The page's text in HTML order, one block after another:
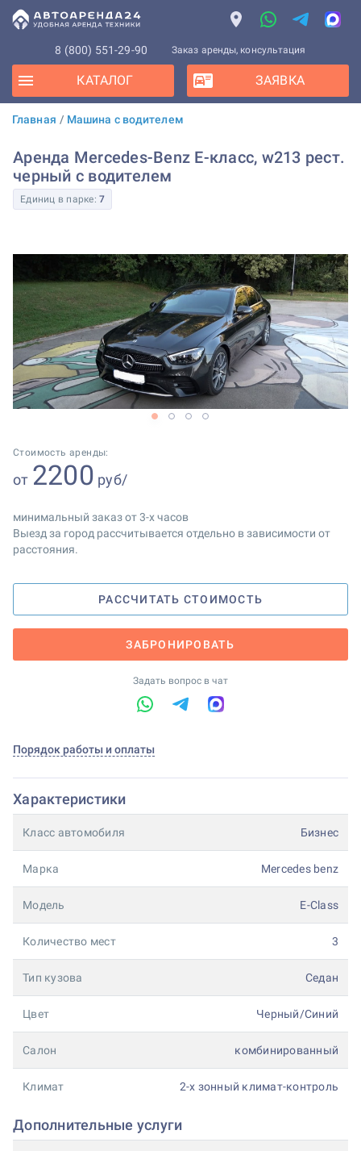
8 (800) 551-29-90 Заказ аренды, консультация
КАТАЛОГ ЗАЯВКА
Главная / Машина с водителем
Аренда Mercedes-Benz E-класс, w213 рест.
черный с водителем
Единиц в парке: 7
1 2 3 4
Стоимость аренды:
от 2200 руб/
минимальный заказ от 3-х часов
Выезд за город рассчитывается отдельно в зависимости от
расстояния.
РАССЧИТАТЬ СТОИМОСТЬ
ЗАБРОНИРОВАТЬ
Задать вопрос в чат
Порядок работы и оплаты
Характеристики
Класс автомобиля Бизнес
Марка Mercedes benz
Модель E-Class
Количество мест 3
Тип кузова Седан
Цвет Черный/Синий
Салон комбинированный
Климат 2-х зонный климат-контроль
Дополнительные услуги